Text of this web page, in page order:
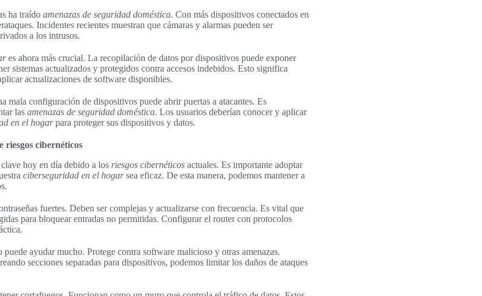
ha traído amenazas de seguridad doméstica. Con más dispositivos conectados en
Incidentes recientes muestran que cámaras y alarmas pueden ser
a los intrusos.
es ahora más crucial. La recopilación de datos por dispositivos puede exponer
sistemas actualizados y protegidos contra accesos indebidos. Esto significa
actualizaciones de software disponibles.
mala configuración de dispositivos puede abrir puertas a atacantes. Es
las amenazas de seguridad doméstica. Los usuarios deberían conocer y aplicar
en el hogarpara proteger sus dispositivos y datos.
riesgos cibernéticos
clave hoy en día debido a los riesgos cibernéticos actuales. Es importante adoptar
ciberseguridad en el hogarsea eficaz. De esta manera, podemos mantener a
fuertes. Deben ser complejas y actualizarse con frecuencia. Es vital que
para bloquear entradas no permitidas. Configurar el router con protocolos
ayudar mucho. Protege contra software malicioso y otras amenazas.
secciones separadas para dispositivos, podemos limitar los daños de ataques